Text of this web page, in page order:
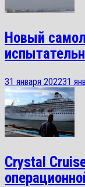
Новый
31 января 202231
Crystal